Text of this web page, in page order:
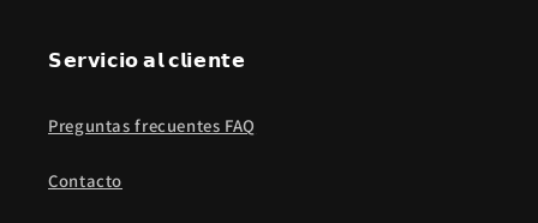
𝗦𝗲𝗿𝘃𝗶𝗰𝗶𝗼 𝗮𝗹 𝗰𝗹𝗶𝗲𝗻𝘁𝗲
Preguntas frecuentes FAQ
Contacto